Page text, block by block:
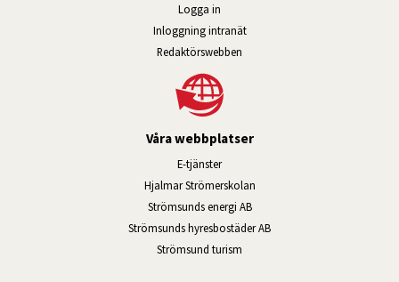
Logga in
Inloggning intranätÖppnas i nytt fönster.
Redaktörswebben
Våra webbplatser
E-tjänsterLänk till annan webbplats, öppnas i
Hjalmar StrömerskolanLänk till annan webbplats,
Strömsunds energi ABLänk till annan webbplats,
Strömsunds hyresbostäder ABLänk till annan
Strömsund turism